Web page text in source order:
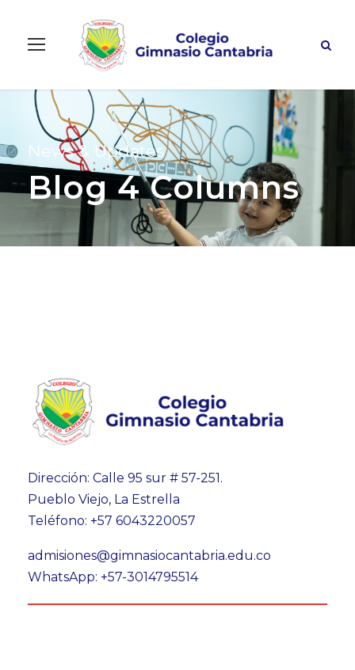
News & Updates
Blog 4 Columns
Dirección: Calle 95 sur # 57-251.
Pueblo Viejo, La Estrella
Teléfono: +57 6043220057
admisiones@gimnasiocantabria.edu.co
WhatsApp: +57-3014795514